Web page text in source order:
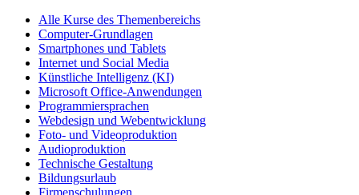
Alle Kurse des Themenbereichs
Computer-Grundlagen
Smartphones und Tablets
Internet und Social Media
Künstliche Intelligenz (KI)
Microsoft Office-Anwendungen
Programmiersprachen
Webdesign und Webentwicklung
Foto- und Videoproduktion
Audioproduktion
Technische Gestaltung
Bildungsurlaub
Firmenschulungen